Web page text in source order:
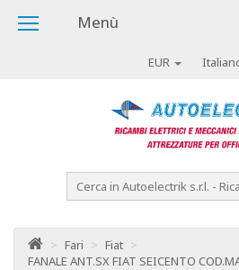
EUR
Menù
> Fari > Fiat >
FANALE ANT.SX FIAT SEICENTO